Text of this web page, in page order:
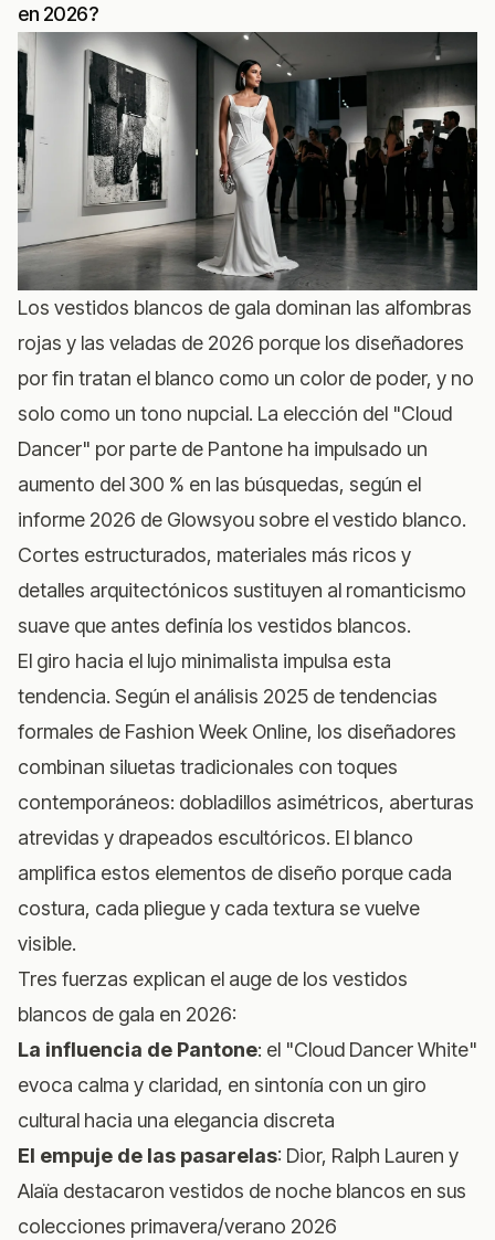
en 2026?
Los vestidos blancos de gala dominan las alfombras
rojas y las veladas de 2026 porque los diseñadores
por fin tratan el blanco como un color de poder, y no
solo como un tono nupcial. La elección del "Cloud
Dancer" por parte de Pantone ha impulsado un
aumento del 300 % en las búsquedas, según el
informe 2026 de Glowsyou sobre el vestido blanco.
Cortes estructurados, materiales más ricos y
detalles arquitectónicos sustituyen al romanticismo
suave que antes definía los vestidos blancos.
El giro hacia el lujo minimalista impulsa esta
tendencia. Según el análisis 2025 de tendencias
formales de Fashion Week Online, los diseñadores
combinan siluetas tradicionales con toques
contemporáneos: dobladillos asimétricos, aberturas
atrevidas y drapeados escultóricos. El blanco
amplifica estos elementos de diseño porque cada
costura, cada pliegue y cada textura se vuelve
visible.
Tres fuerzas explican el auge de los vestidos
blancos de gala en 2026:
La influencia de Pantone: el "Cloud Dancer White"
evoca calma y claridad, en sintonía con un giro
cultural hacia una elegancia discreta
El empuje de las pasarelas: Dior, Ralph Lauren y
Alaïa destacaron vestidos de noche blancos en sus
colecciones primavera/verano 2026